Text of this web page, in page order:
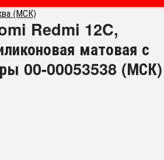
(МСК)
Redmi 12C,
матовая с
00-00053538 (МСК)